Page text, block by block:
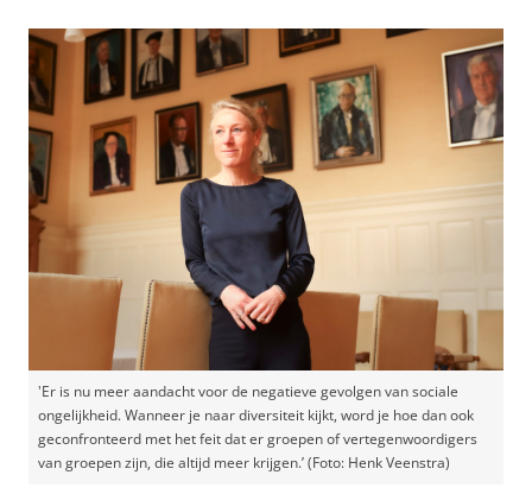
'Er is nu meer aandacht voor de negatieve gevolgen van sociale
ongelijkheid. Wanneer je naar diversiteit kijkt, word je hoe dan ook
geconfronteerd met het feit dat er groepen of vertegenwoordigers
van groepen zijn, die altijd meer krijgen.’ (Foto: Henk Veenstra)